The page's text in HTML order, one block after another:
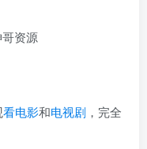
看电影和电视剧 ，完全